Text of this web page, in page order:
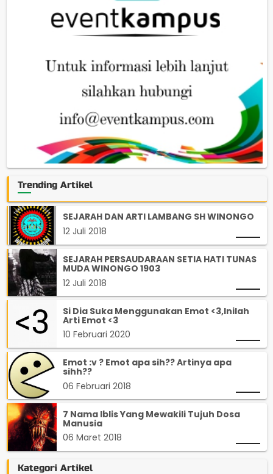
Trending Artikel
SEJARAH DAN ARTI LAMBANG SH WINONGO
12 Juli 2018
SEJARAH PERSAUDARAAN SETIA HATI TUNAS
MUDA WINONGO 1903
12 Juli 2018
Si Dia Suka Menggunakan Emot <3,Inilah
Arti Emot <3
10 Februari 2020
Emot :v ? Emot apa sih?? Artinya apa
sihh??
06 Februari 2018
7 Nama Iblis Yang Mewakili Tujuh Dosa
Manusia
06 Maret 2018
Kategori Artikel